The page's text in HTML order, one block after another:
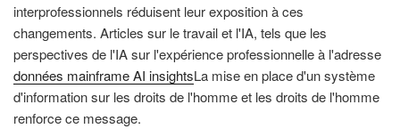
interprofessionnels réduisent leur exposition à ces
changements. Articles sur le travail et l'IA, tels que les
perspectives de l'IA sur l'expérience professionnelle à l'adresse
données mainframe AI insightsLa mise en place d'un système
d'information sur les droits de l'homme et les droits de l'homme
renforce ce message.